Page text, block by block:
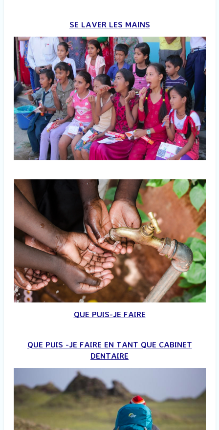
SE LAVER LES MAINS
QUE PUIS-JE FAIRE
QUE PUIS -JE FAIRE EN TANT QUE CABINET
DENTAIRE